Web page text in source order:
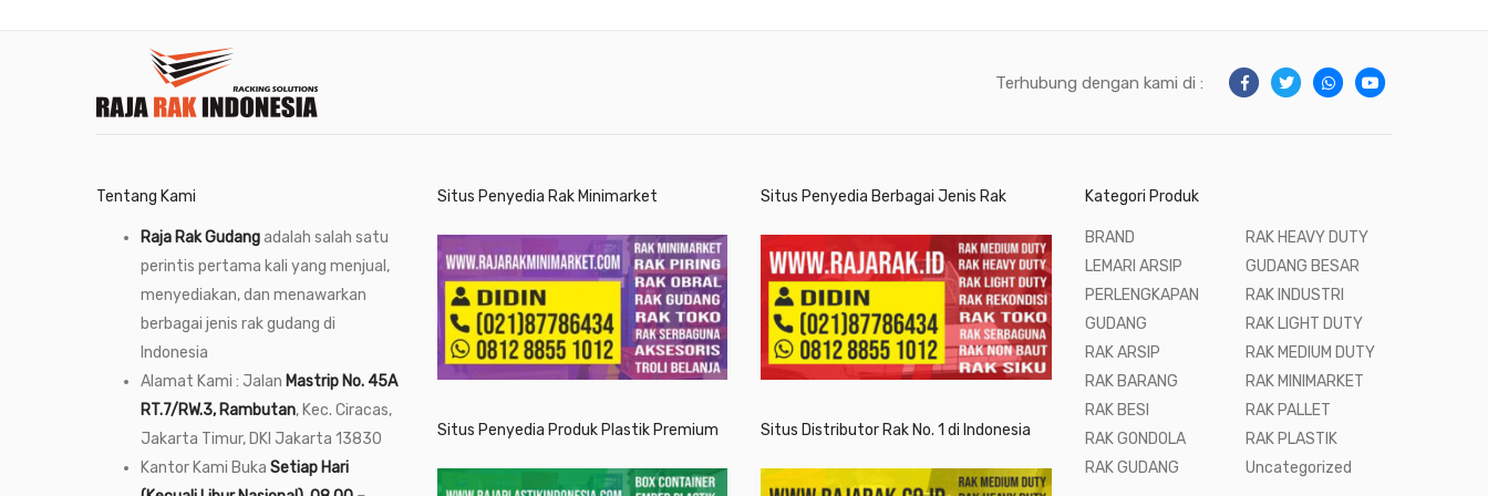
Terhubung dengan kami di :
Tentang Kami
Raja Rak Gudangadalah salah satu
perintis pertama kali yang menjual,
menyediakan, dan menawarkan
berbagai jenis rak gudang di
Indonesia
Alamat Kami : Jalan Mastrip No. 45A
RT.7/RW.3, Rambutan, Kec. Ciracas,
Jakarta Timur, DKI Jakarta 13830
Kantor Kami Buka Setiap Hari
Situs Penyedia Rak Minimarket
Situs Penyedia Produk Plastik Premium
Situs Penyedia Berbagai Jenis Rak
Situs Distributor Rak No. 1 di Indonesia
Kategori Produk
BRAND
LEMARI ARSIP
PERLENGKAPAN
GUDANG
RAK ARSIP
RAK BARANG
RAK BESI
RAK GONDOLA
RAK GUDANG
RAK HEAVY DUTY
GUDANG BESAR
RAK INDUSTRI
RAK LIGHT DUTY
RAK MEDIUM DUTY
RAK MINIMARKET
RAK PALLET
RAK PLASTIK
Uncategorized